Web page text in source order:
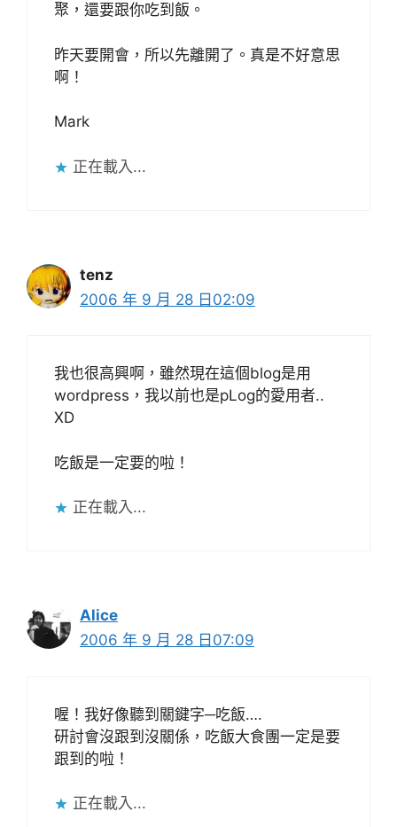
聚，還要跟你吃到飯。
昨天要開會，所以先離開了。真是不好意思
啊！
Mark
正在載入...
tenz
2006 年 9 月 28 日02:09
我也很高興啊，雖然現在這個blog是用
wordpress，我以前也是pLog的愛用者..
XD
吃飯是一定要的啦！
正在載入...
Alice
2006 年 9 月 28 日07:09
喔！我好像聽到關鍵字─吃飯….
研討會沒跟到沒關係，吃飯大食團一定是要
跟到的啦！
正在載入...